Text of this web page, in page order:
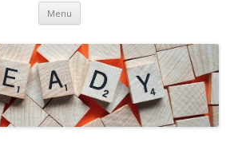
Menu Aller
contenu